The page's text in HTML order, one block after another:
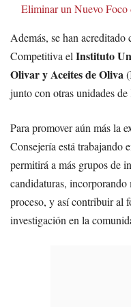
Eliminar un Nuevo Foco
Además, se han
Competitiva el Instituto
Olivar y Aceites de Oliva
junto con otras unidades
Para promover aún más la
Consejería está trabajando
permitirá a más grupos de
candidaturas,
proceso, y así contribuir al
investigación en la